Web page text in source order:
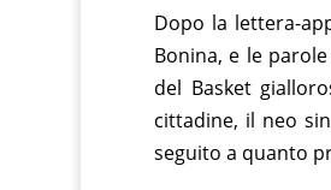
e
b
o
o
er l
Dopo la lettera-
Bonina, e le
del Basket
cittadine, il neo
seguito a quanto